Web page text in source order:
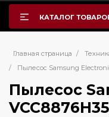
КАТАЛОГ
Главная страница /
/
Пылесос Samsung
Пылесос